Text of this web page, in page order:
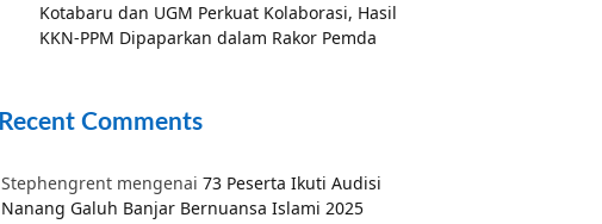
Kotabaru dan UGM Perkuat Kolaborasi, Hasil
KKN-PPM Dipaparkan dalam Rakor Pemda
Recent Comments
Stephengrent mengenai 73 Peserta Ikuti Audisi
Nanang Galuh Banjar Bernuansa Islami 2025